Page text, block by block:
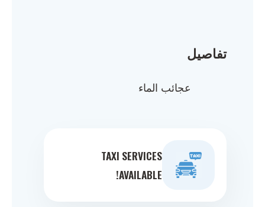
تفاصيل
عجائب الماء
TAXI SERVICES
AVAILABLE!